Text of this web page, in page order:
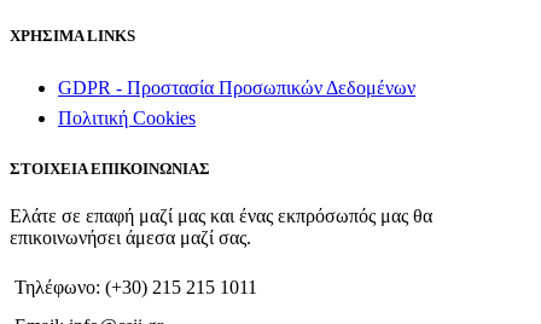
ΧΡΗΣΙΜΑ LINKS
GDPR - Προστασία Προσωπικών Δεδομένων
Πολιτική Cookies
ΣΤΟΙΧΕΙΑ ΕΠΙΚΟΙΝΩΝΙΑΣ
Ελάτε σε επαφή μαζί μας και ένας εκπρόσωπός μας θα
επικοινωνήσει άμεσα μαζί σας.
Τηλέφωνο: (+30) 215 215 1011